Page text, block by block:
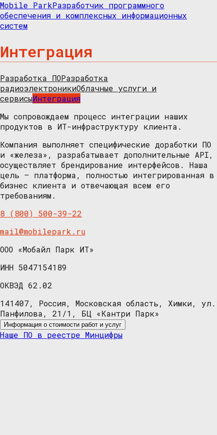
Mobile ParkРазработчик программного
обеспечения и комплексных информационных
систем
Интеграция
Разработка ПОРазработка
радиоэлектроникиОблачные услуги и
сервисыИнтеграция
Мы сопровождаем процесс интеграции наших
продуктов в ИТ-инфраструктуру клиента.
Компания выполняет специфические доработки ПО
и «железа», разрабатывает дополнительные API,
осуществляет брендирование интерфейсов. Наша
цель — платформа, полностью интегрированная в
бизнес клиента и отвечающая всем его
требованиям.
8 (800) 500-39-22
mail@mobilepark.ru
ООО «Мобайл Парк ИТ»
ИНН 5047154189
ОКВЭД 62.02
141407, Россия, Московская область, Химки, ул.
Панфилова, 21/1, БЦ «Кантри Парк»
Информация о стоимости работ и услуг
Наше ПО в реестре Минцифры